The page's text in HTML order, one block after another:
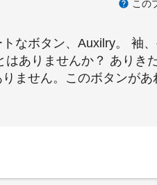
help この
なボタン、Auxilry。 袖
ありませんか？ ありき
ません。このボタンがあ